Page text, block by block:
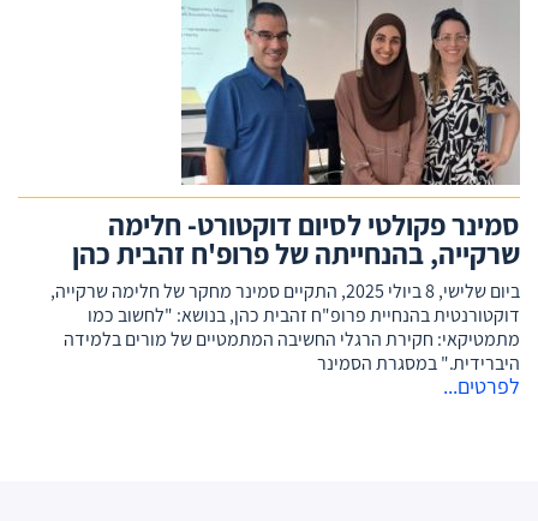
סמינר פקולטי לסיום דוקטורט- חלימה
שרקייה, בהנחייתה של פרופ'ח זהבית כהן
ביום שלישי, 8 ביולי 2025, התקיים סמינר מחקר של חלימה שרקייה,
דוקטורנטית בהנחיית פרופ"ח זהבית כהן, בנושא: "לחשוב כמו
מתמטיקאי: חקירת הרגלי החשיבה המתמטיים של מורים בלמידה
היברידית." במסגרת הסמינר
לפרטים...